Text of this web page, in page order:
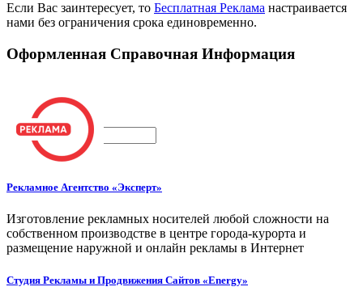
Поиск
Если Вас заинтересует, то Бесплатная Реклама настраивается
нами без ограничения срока единовременно.
Оформленная Справочная Информация
Рекламное Агентство «Эксперт»
Изготовление рекламных носителей любой сложности на
собственном производстве в центре города-курорта и
размещение наружной и онлайн рекламы в Интернет
Студия Рекламы и Продвижения Сайтов «Energy»